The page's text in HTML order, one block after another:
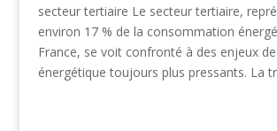
secteur tertiaire Le secteur tertiaire,
environ 17 % de la consommation
France, se voit confronté à des enjeux
énergétique toujours plus pressants. La